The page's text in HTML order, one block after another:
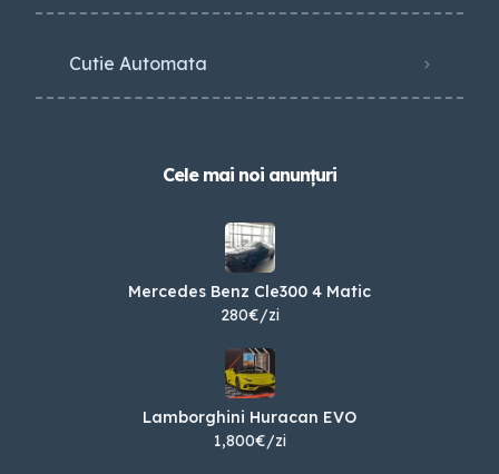
Cutie Automata
Cele mai noi anunțuri
Mercedes Benz Cle300 4 Matic
280€/zi
Lamborghini Huracan EVO
1,800€/zi